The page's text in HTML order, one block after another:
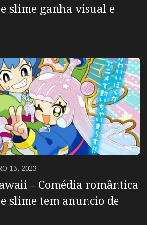
slime ganha visual e
13, 2023
– Comédia romântica
slime tem anuncio de